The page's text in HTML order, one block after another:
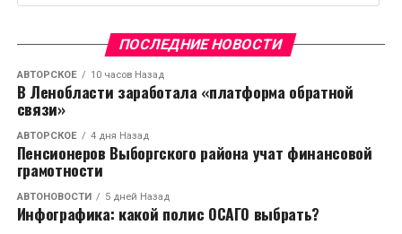
Автобусные перевозки в Ленобласти будут
стандартизированыПОСЛЕДНИЕ НОВОСТИ
АВТОРСКОЕ 10 часов Назад
В Ленобласти заработала «платформа обратной
связи»
АВТОРСКОЕ 4 дня Назад
Пенсионеров Выборгского района учат финансовой
грамотности
АВТОНОВОСТИ 5 дней Назад
Инфографика: какой полис ОСАГО выбрать?